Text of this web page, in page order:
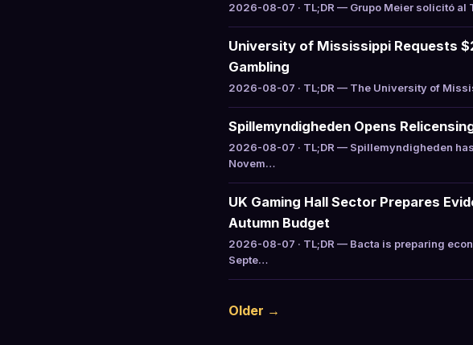
2026-08-07 · TL;DR — Grupo Meier solicitó
University of Mississippi Requests
Gambling
2026-08-07 · TL;DR — The University of
Spillemyndigheden Opens
2026-08-07 · TL;DR — Spillemyndigheden
Novem…
UK Gaming Hall Sector Prepares
Autumn Budget
2026-08-07 · TL;DR — Bacta is preparing
Septe…
Older →